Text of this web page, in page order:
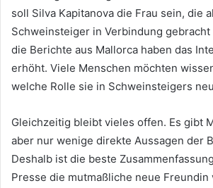
soll Silva Kapitanova die Frau sein, die
Schweinsteiger in Verbindung
die Berichte aus Mallorca haben das
erhöht. Viele Menschen möchten
welche Rolle sie in Schweinsteigers
Gleichzeitig bleibt vieles offen. Es gibt
aber nur wenige direkte Aussagen der
Deshalb ist die beste
Presse die mutmaßliche neue Freundin